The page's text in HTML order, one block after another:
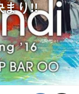
まり!!